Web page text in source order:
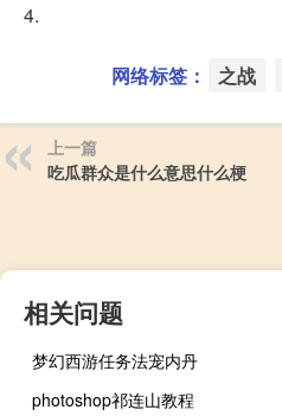
4.
网络标签： 之战
上一篇
吃瓜群众是什么意思什么梗
相关问题
梦幻西游任务法宠内丹
photoshop祁连山教程